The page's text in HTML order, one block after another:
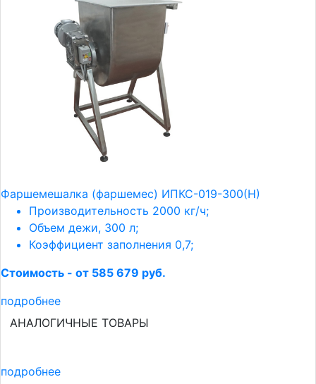
Фаршемешалка (фаршемес) ИПКС-019-300(Н)
Производительность 2000 кг/ч;
Объем дежи, 300 л;
Коэффициент заполнения 0,7;
Стоимость - от 585 679 руб.
подробнее
АНАЛОГИЧНЫЕ ТОВАРЫ
подробнее